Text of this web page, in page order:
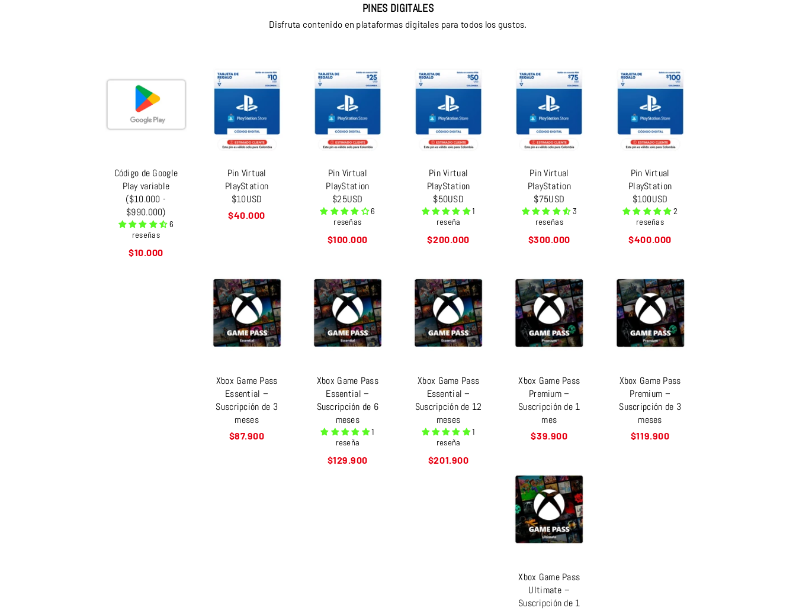
PINES DIGITALES
Disfruta contenido en plataformas digitales para todos los gustos.
Código de Google
Play variable
($10.000 -
$990.000)
6
reseñas
Precio
$10.000
Pin Virtual
PlayStation
$10USD
Precio
$40.000
Pin Virtual
PlayStation
$25USD
6
reseñas
Precio
$100.000
Pin Virtual
PlayStation
$50USD
1
reseña
Precio
$200.000
Pin Virtual
PlayStation
$75USD
3
reseñas
Precio
$300.000
Pin Virtual
PlayStation
$100USD
2
reseñas
Precio
$400.000
Xbox Game Pass
Essential –
Suscripción de 3
meses
Precio
$87.900
Xbox Game Pass
Essential –
Suscripción de 6
meses
1
reseña
Precio
$129.900
Xbox Game Pass
Essential –
Suscripción de 12
meses
1
reseña
Precio
$201.900
Xbox Game Pass
Premium –
Suscripción de 1
mes
Precio
$39.900
Xbox Game Pass
Premium –
Suscripción de 3
meses
Precio
$119.900
Xbox Game Pass
Ultimate –
Suscripción de 1